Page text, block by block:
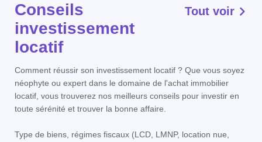
Conseils
investissement
locatif
Tout voir
Comment réussir son investissement locatif ? Que vous soyez
néophyte ou expert dans le domaine de l'achat immobilier
locatif, vous trouverez nos meilleurs conseils pour investir en
toute sérénité et trouver la bonne affaire.
Type de biens, régimes fiscaux (LCD, LMNP, location nue,